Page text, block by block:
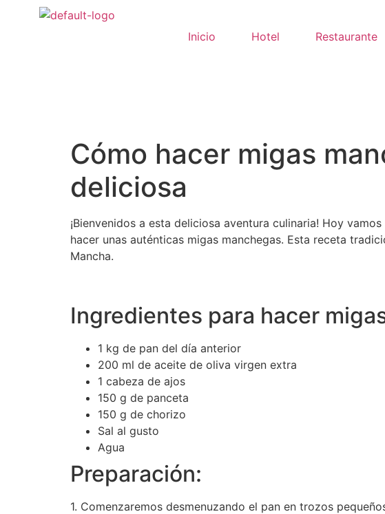
Inicio Hotel Restaurante
Cómo hacer migas
deliciosa
¡Bienvenidos a esta deliciosa aventura culinaria! Hoy
hacer unas auténticas migas manchegas. Esta receta
Mancha.
Ingredientes para hacer
1 kg de pan del día anterior
200 ml de aceite de oliva virgen extra
1 cabeza de ajos
150 g de panceta
150 g de chorizo
Sal al gusto
Agua
Preparación:
1. Comenzaremos desmenuzando el pan en trozos